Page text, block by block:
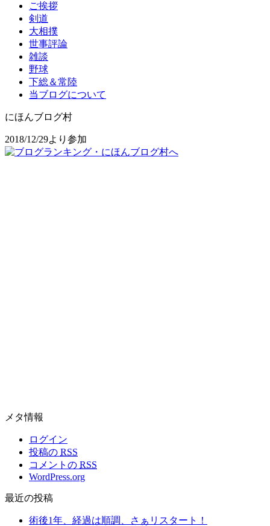
ご挨拶
剣道
大相撲
世事評論
雑談
野球
下総＆常陸
当ブログについて
にほんブログ村
2018/12/29より参加
メタ情報
ログイン
投稿の RSS
コメントの RSS
WordPress.org
最近の投稿
術後1年、経過は順調、さぁリスタート！